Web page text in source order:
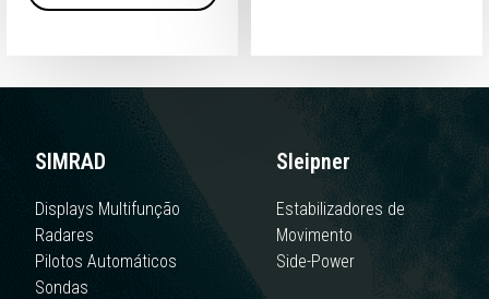
SIMRAD
Displays Multifunção
Radares
Pilotos Automáticos
Sondas
Sleipner
Estabilizadores de
Movimento
Side-Power